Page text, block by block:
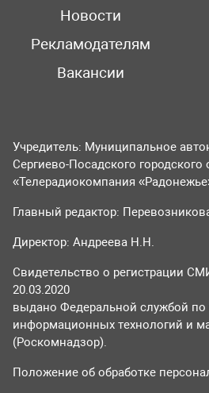
Новости
Рекламодателям
Вакансии
Учредитель: Муниципальное
Сергиево-Посадского городского
«Телерадиокомпания
Главный редактор:
Директор: Андреева Н.Н.
Свидетельство о регистрации
20.03.2020
выдано Федеральной службой по
информационных технологий и
(Роскомнадзор).
Положение об обработке